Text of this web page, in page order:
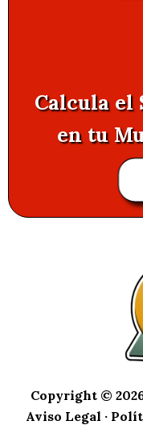
Calcula el
en tu
Copyright © 2026
Aviso Legal ·